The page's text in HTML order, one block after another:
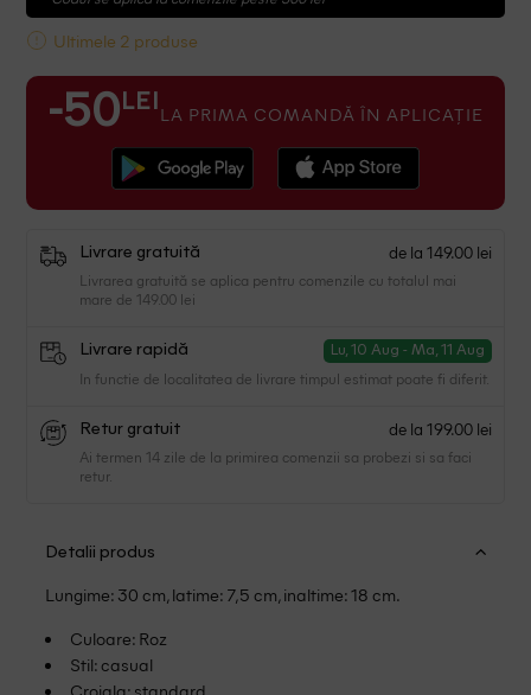
Ultimele 2 produse
-50 LEI LA PRIMA COMANDĂ ÎN APLICAȚIE
Livrare gratuită de la 149.00 lei
Livrarea gratuită se aplica pentru comenzile cu totalul mai
mare de 149.00 lei
Livrare rapidă Lu, 10 Aug - Ma, 11 Aug
In functie de localitatea de livrare timpul estimat poate fi diferit.
Retur gratuit de la 199.00 lei
Ai termen 14 zile de la primirea comenzii sa probezi si sa faci
retur.
Detalii produs
Lungime: 30 cm, latime: 7,5 cm, inaltime: 18 cm.
Culoare: Roz
Stil: casual